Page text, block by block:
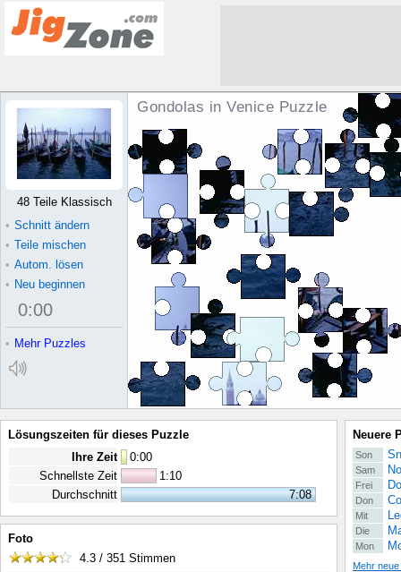
Gondolas in Venice Puzzle
48 Teile Klassisch
• Schnitt ändern
• Teile mischen
• Autom. lösen
• Neu beginnen
0:00
• Mehr Puzzles
Lösungszeiten für dieses Puzzle
Ihre Zeit
0:00
Schnellste Zeit
1:10
Durchschnitt
7:08
Foto
4.3 / 351 Stimmen
Neuere
Son
Sam
Frei
Don
Mit
Die
Mon
Mehr